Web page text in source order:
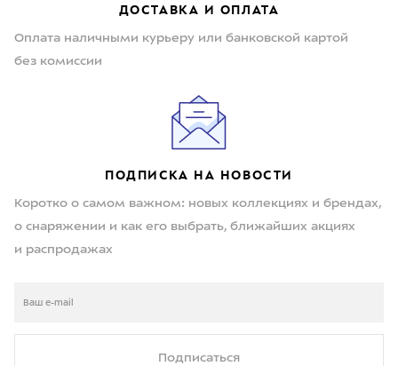
ДОСТАВКА И ОПЛАТА
Оплата наличными курьеру или банковской картой
без комиссии
ПОДПИСКА НА НОВОСТИ
Коротко о самом важном: новых коллекциях и брендах,
о снаряжении и как его выбрать, ближайших акциях
и распродажах
Подписаться